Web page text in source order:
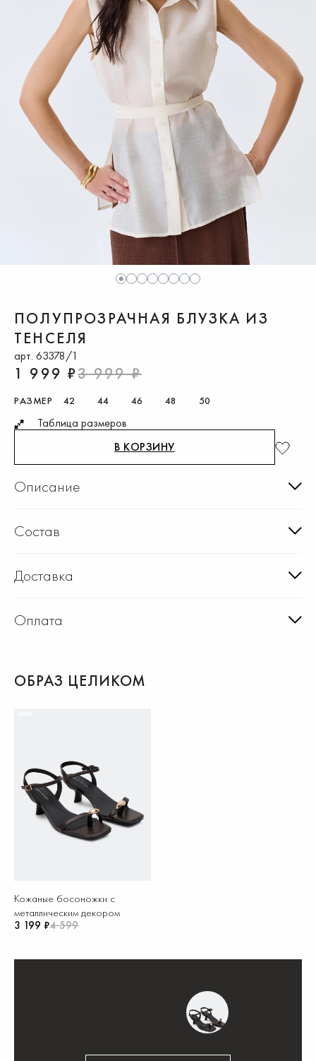
1 2 3 4 5 6 7 8
ПОЛУПРОЗРАЧНАЯ БЛУЗКА ИЗ
ТЕНСЕЛЯ
арт. 63378/1
1 999 ₽3 999 ₽
РАЗМЕР 42 44 46 48 50
Таблица размеров
В КОРЗИНУ
Описание
Состав
Доставка
Оплата
ОБРАЗ ЦЕЛИКОМ
Кожаные босоножки с
металлическим декором
3 199 ₽4 599